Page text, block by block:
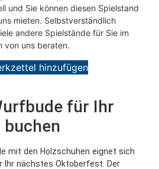
und Sie können diesen Spielstand
mieten. Selbstverständlich
andere Spielstände für Sie im
von uns beraten.
hinzufügen
für Ihr
mit den Holzschuhen eignet sich
Ihr nächstes Oktoberfest. Der